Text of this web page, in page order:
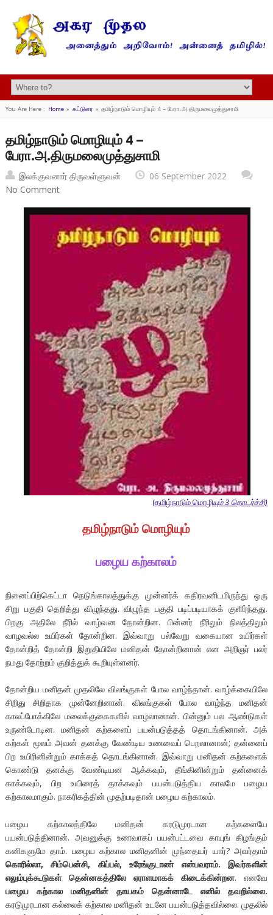
You Are Here : Home» கட்டுரை » தமிழ்நாடும் மொழியும் 4 – பேரா.அ.திருமலைமுத்துசாமி
தமிழ்நாடும் மொழியும் 4 –
பேரா.அ.திருமலைமுத்துசாமி
இலக்குவனார் திருவள்ளுவன்
06 September 2022
No Comment
(தமிழ்நாடும் மொழியும் 3 தொடர்ச்சி)
தமிழ்நாடும் மொழியும்
பழைய கற்காலம்
நினைப்பிற்கெட்டா நெடுங்காலத்துக்கு முன்னர்க் கதிரவனிடமிருந்து ஒரு
சிறு பகுதி தெறித்து விழுந்தது. விழுந்த பகுதி படிப்படியாகக் குளிர்ந்தது.
பிறகு அதிலே நீரில் வாழ்வன தோன்றின. பின்னர் நீரிலும் நிலத்திலும்
வாழவல்ல உயிர்கள் தோன்றின. இவ்வாறு பல்வேறு வகையான உயிர்கள்
தோன்றித் தோன்றி இறுதியிலே மனிதன் தோன்றினான் என அறிஞர் பலர்
நமது தோற்றம் குறித்துக் கூறியுள்ளனர்.
தோன்றிய மனிதன் முதலிலே விலங்குகள் போல வாழ்ந்தான். வாழ்க்கையிலே
சிறிது சிறிதாக முன்னேறினான். விலங்குகள் போல வாழ்ந்த மனிதன்
காலப்போக்கிலே மலைக்குகைகளில் வாழலானான். பின்னும் பல ஆண்டுகள்
உருண்டோடின. மனிதன் கற்களைப் பயன்படுத்தத் தொடங்கினான். அக்
கற்கள் மூலம் அவன் தனக்கு வேண்டிய உணவைப் பெறலானான்; தன்னைப்
பிற உயிரினின்றும் காக்கத் தொடங்கினான். இவ்வாறு மனிதன் கற்களைக்
கொண்டு தனக்கு வேண்டியன ஆக்கவும், தீங்கினின்றும் தன்னைக்
காக்கவும், பிற உயிரைத் தாக்கவும் பயன்படுத்திய காலமே பழைய
கற்காலமாகும். நாகரிகத்தின் முதற்படிதான் பழைய கற்காலம்.
பழைய கற்காலத்திலே மனிதன் கரடுமுரடான கற்களையே
பயன்படுத்தினான். அவனுக்கு உணவாகப் பயன்பட்டவை காயுங் கிழங்கும்
கனிகளுமே தாம். பழைய கற்கால மனிதனின் முந்தையர் யார்? அவர்தாம்
கொரில்லா, சிம்பென்சி, கிப்பல், உரேங்குடாண் என்பவராம். இவர்களின்
எலும்புக்கூடுகள் தென்னகத்திலே ஏராளமாகக் கிடைக்கின்றன. எனவே
பழைய கற்கால மனிதனின் தாயகம் தென்னாடே எனில் தவறில்லை.
கரடுமுரடான கல்லைக் கற்கால மனிதன் உடனே பயன்படுத்தவில்லை. முதலில்